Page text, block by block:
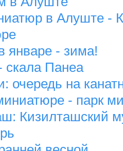
в Алуште -
январе - зима!
скала Панеа
очередь на
- парк
Кизилташский